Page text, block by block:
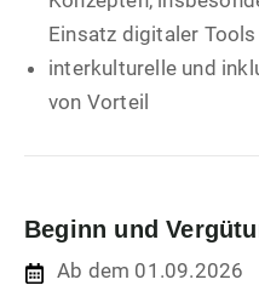
Einsatz digitaler Tools
interkulturelle und
von Vorteil
Beginn und
Ab dem 01.09.2026